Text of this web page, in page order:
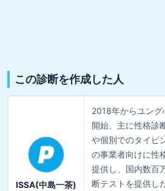
この診断を作成した人
ISSA(中島一茶)
2018年からユン
開始、主に性格診
や個別でのタイピ
の事業者向けに性
提供し、国内数百
断テストを提供し